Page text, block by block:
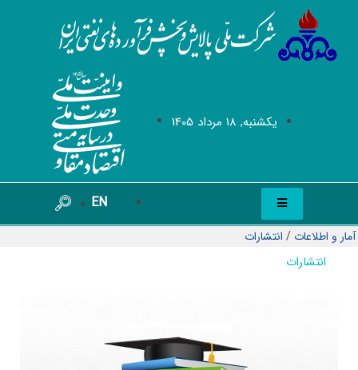
يکشنبه, 18 مرداد 1405
EN
آمار و اطلاعات / انتشارات
انتشارات